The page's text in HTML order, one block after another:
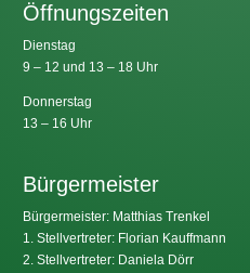
Öffnungszeiten
Dienstag
9 – 12 und 13 – 18 Uhr
Donnerstag
13 – 16 Uhr
Bürgermeister
Bürgermeister: Matthias Trenkel
1. Stellvertreter: Florian Kauffmann
2. Stellvertreter: Daniela Dörr